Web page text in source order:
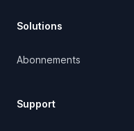
Solutions
Abonnements
Support